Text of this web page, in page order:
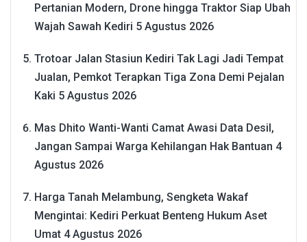
Pertanian Modern, Drone hingga Traktor Siap Ubah
Wajah Sawah Kediri 5 Agustus 2026
Trotoar Jalan Stasiun Kediri Tak Lagi Jadi Tempat
Jualan, Pemkot Terapkan Tiga Zona Demi Pejalan
Kaki 5 Agustus 2026
Mas Dhito Wanti-Wanti Camat Awasi Data Desil,
Jangan Sampai Warga Kehilangan Hak Bantuan 4
Agustus 2026
Harga Tanah Melambung, Sengketa Wakaf
Mengintai: Kediri Perkuat Benteng Hukum Aset
Umat 4 Agustus 2026